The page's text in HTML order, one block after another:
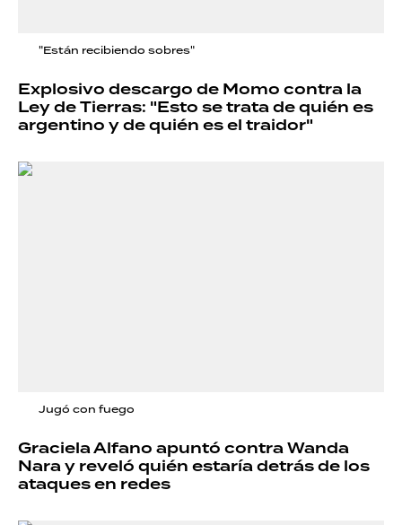
"Están recibiendo sobres"
Explosivo descargo de Momo contra la
Ley de Tierras: "Esto se trata de quién es
argentino y de quién es el traidor"
Jugó con fuego
Graciela Alfano apuntó contra Wanda
Nara y reveló quién estaría detrás de los
ataques en redes